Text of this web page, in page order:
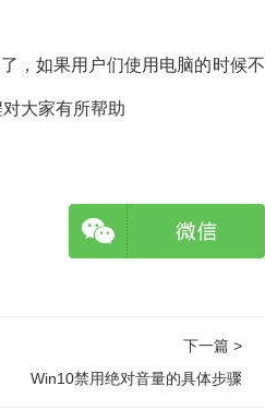
，如果用户们使用电脑的时候不
大家有所帮助
下一篇 >
Win10禁用绝对音量的具体步骤